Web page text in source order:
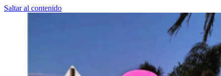
Saltar al contenido